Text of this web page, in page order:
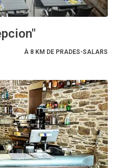
À 8 KM DE PRADES-SALARS